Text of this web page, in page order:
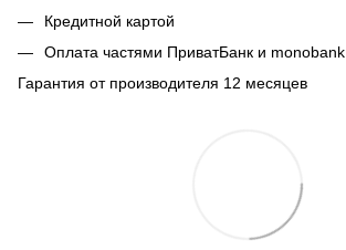
Кредитной картой
Оплата частями ПриватБанк и monobank
Гарантия от производителя 12 месяцев